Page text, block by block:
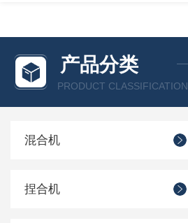
产品分类
PRODUCT CLASSIFICATION
混合机
捏合机